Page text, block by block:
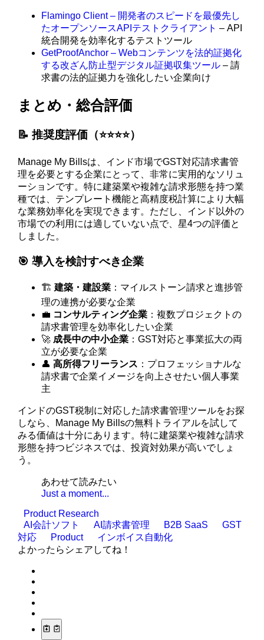
Flamingo Client – 開発者のスピードを最優先し
たオープンソースAPIテストクライアント – API
統合開発を効率化するテストツール
GetProofAnchor – Webコンテンツを法的証拠化
する改ざん防止型デジタル証拠収集ツール – 請
求書の法的証拠力を強化したい企業向け
まとめ・総合評価
📝 推奨度評価（⭐️⭐️⭐️⭐️）
Manage My Billsは、インド市場でGST対応請求書管
理を必要とする企業にとって、非常に実用的なソリュ
ーションです。特に建築業や複雑な請求形態を持つ業
種では、テンプレート機能と高精度税計算により大幅
な業務効率化を実現できます。ただし、インド以外の
市場での利用には適していない点で、星4つの評価と
しました。
🎯 導入を検討すべき企業
🏗️建築・建設業 ：マイルストーン請求と進捗管
理の連携が必要な企業
💼 コンサルティング企業 ：複数プロジェクトの
請求書管理を効率化したい企業
🚀 成長中の中小企業 ：GST対応と事業拡大の両
立が必要な企業
👤高所得フリーランス ：プロフェッショナルな
請求書で企業イメージを向上させたい個人事業
主
インドのGST税制に対応した請求書管理ツールをお探
しなら、Manage My Billsの無料トライアルを試して
みる価値は十分にあります。特に建築業や複雑な請求
形態を持つビジネスでは、投資対効果が高いでしょ
う。
あわせて読みたい
Just a moment...
Product Research
AI会計ソフト
AI請求書管理 B2B SaaS
GST
対応
Product
インボイス自動化
よかったらシェアしてね！